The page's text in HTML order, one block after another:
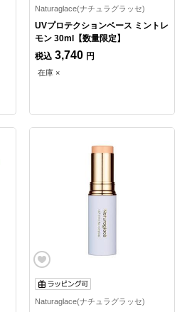
Naturaglace(ナチュラグラッセ)
UVプロテクションベース ミントレ
モン 30ml【数量限定】
税込 3,740 円
在庫 ×
Naturaglace(ナチュラグラッセ)